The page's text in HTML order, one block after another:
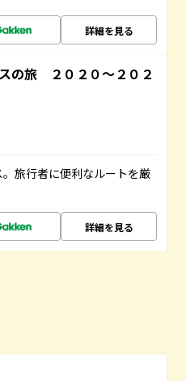
詳細を見る
旅 ２０２０～２０２
旅行者に便利なルートを厳
詳細を見る